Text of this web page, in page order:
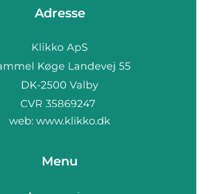
Adresse
web: www.klikko.dk
Menu